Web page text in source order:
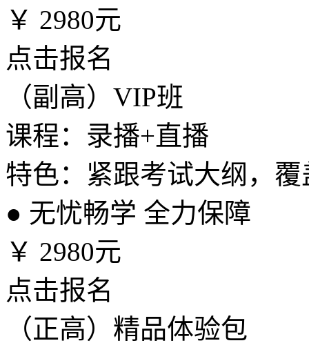
￥ 2980元
点击报名
（副高）VIP班
课程：录播+直播
特色：紧跟考试大纲，
● 无忧畅学 全力保障
￥ 2980元
点击报名
（正高）精品体验包